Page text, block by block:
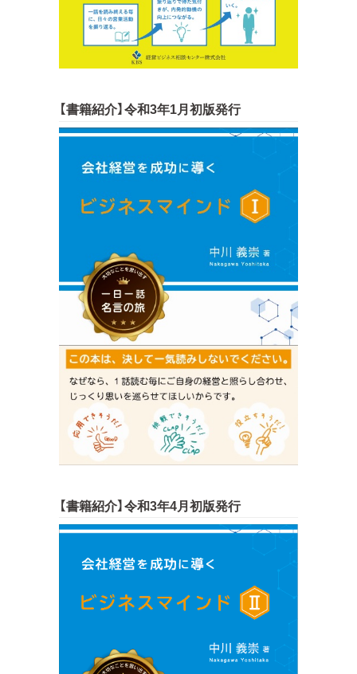
【書籍紹介】令和3年1月初版発行
【書籍紹介】令和3年4月初版発行